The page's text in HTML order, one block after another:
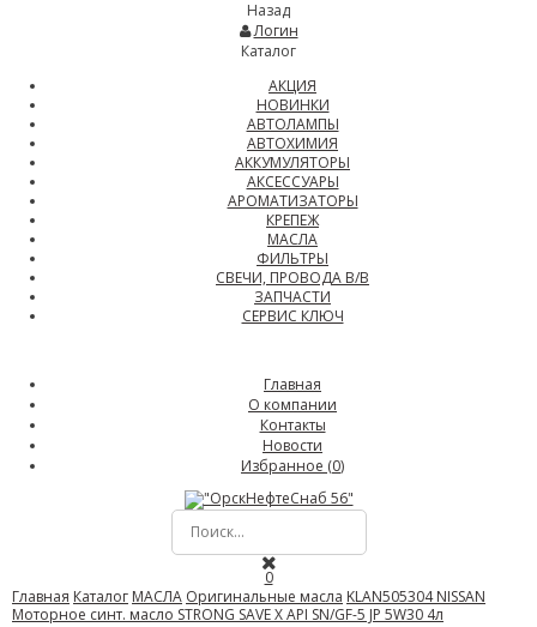
Назад
Логин
Каталог
АКЦИЯ
НОВИНКИ
АВТОЛАМПЫ
АВТОХИМИЯ
АККУМУЛЯТОРЫ
АКСЕССУАРЫ
АРОМАТИЗАТОРЫ
КРЕПЕЖ
МАСЛА
ФИЛЬТРЫ
СВЕЧИ, ПРОВОДА В/В
ЗАПЧАСТИ
СЕРВИС КЛЮЧ
Главная
О компании
Контакты
Новости
Избранное (0)
0
Главная Каталог МАСЛА Оригинальные масла KLAN505304 NISSAN
Моторное синт. масло STRONG SAVE X API SN/GF-5 JP 5W30 4л